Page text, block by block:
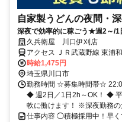
自家製うどんの夜間・
深夜で効率的に稼ごう★週2～/
（食事補助）あり
久兵衛屋 川口伊刈店
アクセス ＪＲ武蔵野線 東浦
歩約41分、ＪＲ武蔵野線 南
時給1,475円
埼玉県川口市
勤務時間 ☆募集時間帯☆
◆ 週2日／1日2h～OK！ ◆
軟に働けます！ ※深夜勤務
仕事内容 ◯積極採用中！早